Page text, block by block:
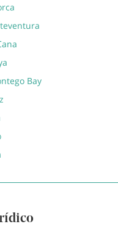
Bay